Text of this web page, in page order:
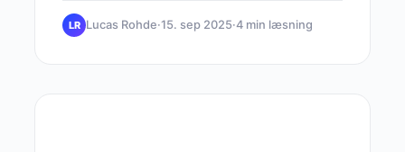
LR Lucas Rohde·15. sep 2025·4 min læsning